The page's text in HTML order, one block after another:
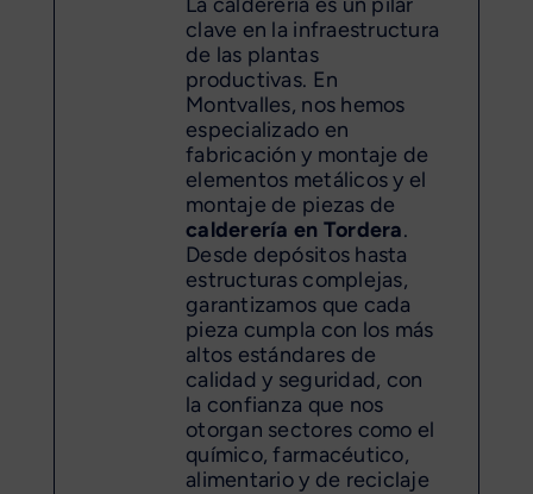
clave en la infraestructura
de las plantas
productivas. En
Montvalles, nos hemos
especializado en
fabricación y montaje de
elementos metálicos y el
montaje de piezas de
calderería en Tordera.
Desde depósitos hasta
estructuras complejas,
garantizamos que cada
pieza cumpla con los más
altos estándares de
calidad y seguridad, con
la confianza que nos
otorgan sectores como el
químico, farmacéutico,
alimentario y de reciclaje